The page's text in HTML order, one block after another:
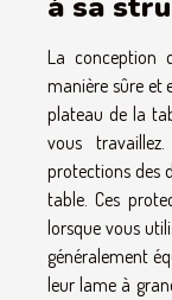
La conception
manière sûre et
plateau de la
vous
protections des
table. Ces
lorsque vous
généralement
leur lame à